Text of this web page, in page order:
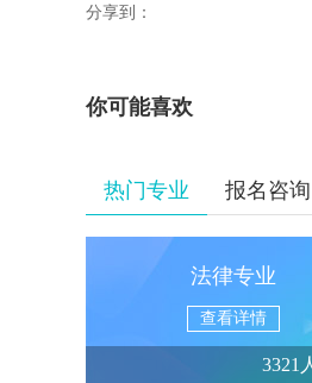
分享到：
你可能喜欢
热门专业 报名咨询
法律专业
查看详情
3321